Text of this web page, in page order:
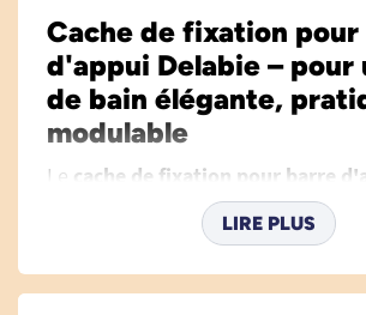
Cache de fixation
d'appui Delabie – pour
de bain élégante,
modulable
Le cache de fixation pour barre
est l'accessoire indispensable pour
l’esthétique et la modularité de
bain, tout en assurant la
LIRE PLUS